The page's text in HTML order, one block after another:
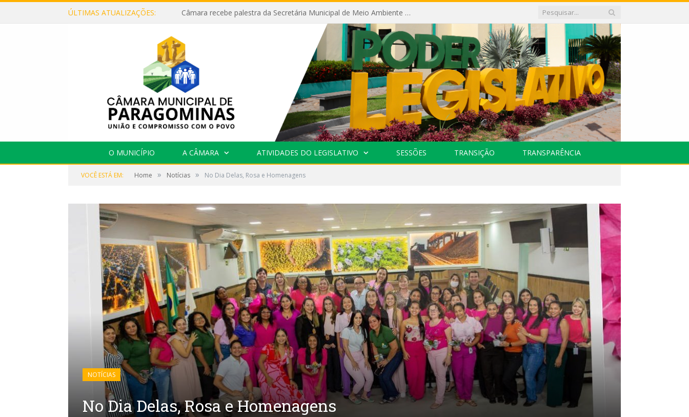
ÚLTIMAS ATUALIZAÇÕES: Câmara recebe palestra da Secretária Municipal de Meio Ambiente sobre as ações da “SEMANA DO MEIO AMBIENTE”
O MUNICÍPIO A CÂMARA ATIVIDADES DO LEGISLATIVO SESSÕES TRANSIÇÃO TRANSPARÊNCIA
VOCÊ ESTÁ EM: Home » Notícias » No Dia Delas, Rosa e Homenagens
NOTÍCIAS
No Dia Delas, Rosa e Homenagens